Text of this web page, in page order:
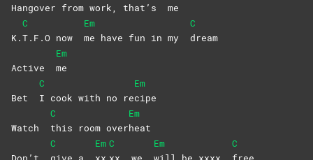
Hangover from work, that’s me
K.
C
T.F.O now
Em
me have fun in my
C
dream
Active
Em
me
Bet
C
I cook with no re
Em
cipe
Watch
C
this room over
Em
heat
C
Em C
Em
C